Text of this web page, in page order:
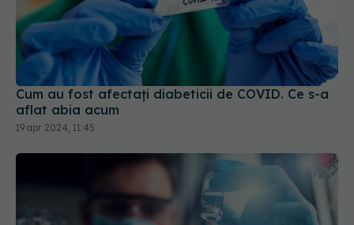
Cum au fost afectați diabeticii de COVID. Ce s-a
aflat abia acum
19 apr 2024, 11:45